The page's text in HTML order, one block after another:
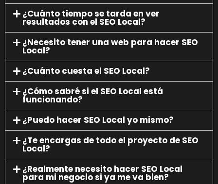
¿Cuánto tiempo se tarda en ver
resultados con el SEO Local?
¿Necesito tener una web para hacer SEO
Local?
¿Cuánto cuesta el SEO Local?
¿Cómo sabré si el SEO Local está
funcionando?
¿Puedo hacer SEO Local yo mismo?
¿Te encargas de todo el proyecto de SEO
Local?
¿Realmente necesito hacer SEO Local
para mi negocio si ya me va bien?